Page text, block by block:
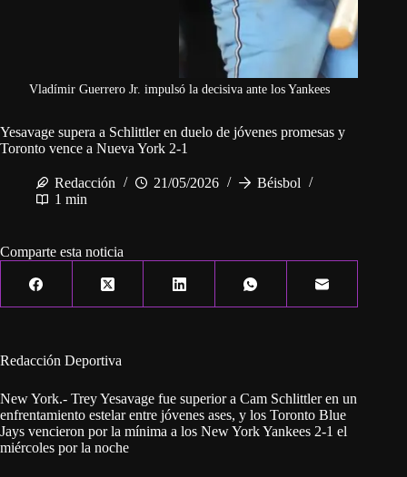
Vladímir Guerrero Jr. impulsó la decisiva ante los Yankees
Yesavage supera a Schlittler en duelo de jóvenes promesas y
Toronto vence a Nueva York 2-1
Redacción 21/05/2026
Béisbol
1 min
Comparte esta noticia
Redacción Deportiva
New York.- Trey Yesavage fue superior a Cam Schlittler en un
enfrentamiento estelar entre jóvenes ases, y los Toronto Blue
Jays vencieron por la mínima a los New York Yankees 2-1 el
miércoles por la noche